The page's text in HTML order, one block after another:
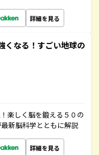
詳細を見る
くなる！すごい地球の
楽しく脳を鍛える５０の
新脳科学とともに解説
詳細を見る